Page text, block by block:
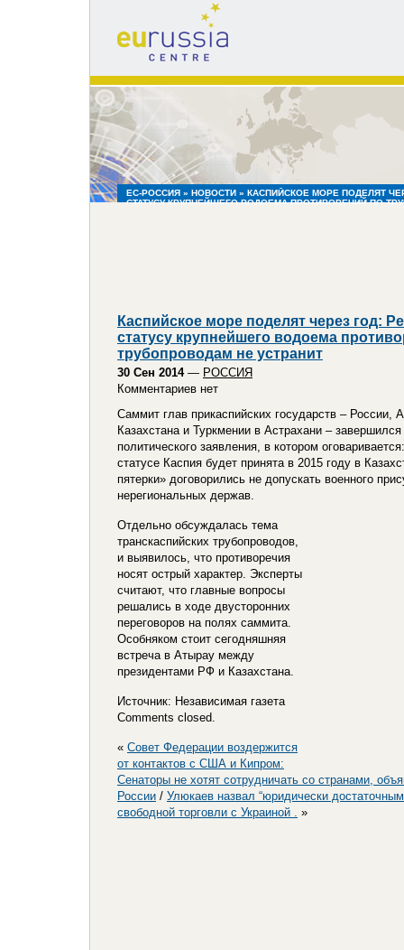
eurussia
centre
ЕС-РОССИЯ » НОВОСТИ » КАСПИЙСКОЕ МОРЕ ПОДЕЛЯТ
СТАТУСУ КРУПНЕЙШЕГО ВОДОЕМА ПРОТИВОРЕЧИЙ ПО
Каспийское море поделят через год:
статусу крупнейшего водоема
трубопроводам не устранит
30 Сен 2014— РОССИЯ
Комментариев нет
Саммит глав прикаспийских государств – России,
Казахстана и Туркмении в Астрахани –
политического заявления, в котором
статусе Каспия будет принята в 2015 году в
пятерки» договорились не допускать военного
нерегиональных держав.
Отдельно обсуждалась тема
транскаспийских трубопроводов,
и выявилось, что противоречия
носят острый характер. Эксперты
считают, что главные вопросы
решались в ходе двусторонних
переговоров на полях саммита.
Особняком стоит сегодняшняя
встреча в Атырау между
президентами РФ и Казахстана.
Источник: Независимая газета
Comments closed.
« Совет Федерации воздержится
от контактов с США и Кипром:
Сенаторы не хотят сотрудничать со странами,
России / Улюкаев назвал “юридически
свободной торговли с Украиной . »